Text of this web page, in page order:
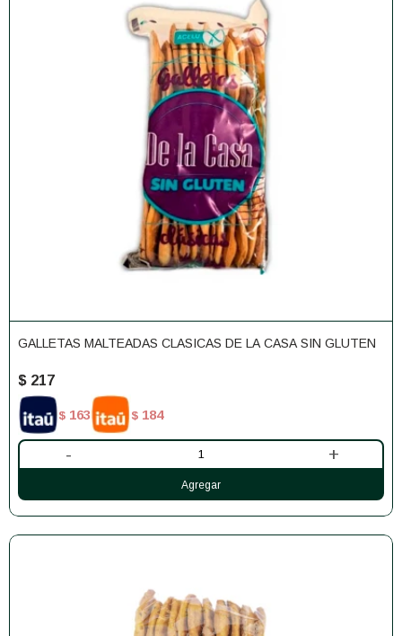
GALLETAS MALTEADAS CLASICAS DE LA CASA SIN GLUTEN
$ 217
$ 163 $ 184
- +